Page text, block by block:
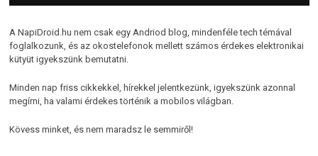
A NapiDroid.hu nem csak egy Andriod blog, mindenféle tech témával
foglalkozunk, és az okostelefonok mellett számos érdekes elektronikai
kütyüt igyekszünk bemutatni.
Minden nap friss cikkekkel, hírekkel jelentkezünk, igyekszünk azonnal
megírni, ha valami érdekes történik a mobilos világban.
Kövess minket, és nem maradsz le semmiről!